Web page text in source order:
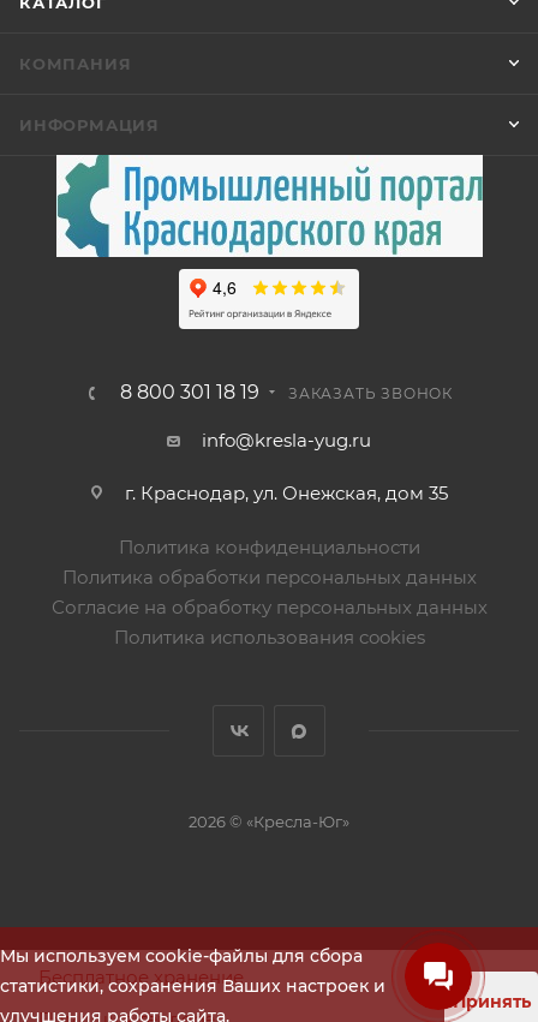
КОМПАНИЯ
ИНФОРМАЦИЯ
8 800 301 18 19 ЗАКАЗАТЬ ЗВОНОК
info@kresla-yug.ru
г. Краснодар, ул. Онежская, дом 35
Политика конфиденциальности
Политика обработки персональных данных
Согласие на обработку персональных данных
Политика использования cookies
2026 © «Кресла-Юг»
Бесплатное хранение
Мы используем cookie-файлы для сбора
статистики, сохранения Ваших настроек и
улучшения работы сайта.
Принять